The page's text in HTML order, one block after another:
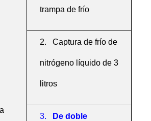
trampa de frío
2. Captura de frío de
nitrógeno líquido de 3
litros
3. De doble